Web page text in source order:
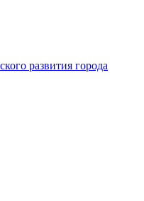
развития города